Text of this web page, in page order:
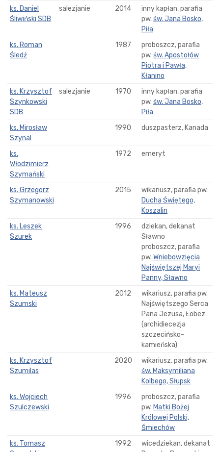
ks. Daniel
Śliwiński SDB
salezjanie 2014
inny kapłan, parafia
pw. św. Jana Bosko,
Piła
ks. Roman
Śledź
1987
proboszcz, parafia
pw. św. Apostołów
Piotra i Pawła,
Kłanino
ks. Krzysztof
Szynkowski
SDB
salezjanie 1970
inny kapłan, parafia
pw. św. Jana Bosko,
Piła
ks. Mirosław
Szynal
1990 duszpasterz, Kanada
ks.
Włodzimierz
Szymański
1972 emeryt
ks. Grzegorz
Szymanowski
2015
wikariusz, parafia pw.
Ducha Świętego,
Koszalin
ks. Leszek
Szurek
1996
dziekan, dekanat
Sławno
proboszcz, parafia
pw. Wniebowzięcia
Najświętszej Maryi
Panny, Sławno
ks. Mateusz
Szumski
2012
wikariusz, parafia pw.
Najświętszego Serca
Pana Jezusa, Łobez
(archidiecezja
szczecińsko-
kamieńska)
ks. Krzysztof
Szumilas
2020
wikariusz, parafia pw.
św. Maksymiliana
Kolbego, Słupsk
ks. Wojciech
Szulczewski
1996
proboszcz, parafia
pw. Matki Bożej
Królowej Polski,
Śmiechów
ks. Tomasz
1992
wicedziekan, dekanat